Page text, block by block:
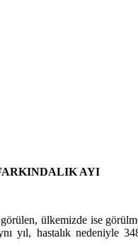
AYI
ülkemizde ise
yıl, hastalık nedeniyle